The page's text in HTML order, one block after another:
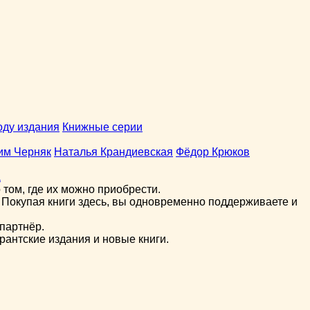
издания Книжные серии
Черняк Наталья Крандиевская Фёдор Крюков
где их можно приобрести.
книги здесь, вы одновременно поддерживаете и
издания и новые книги.